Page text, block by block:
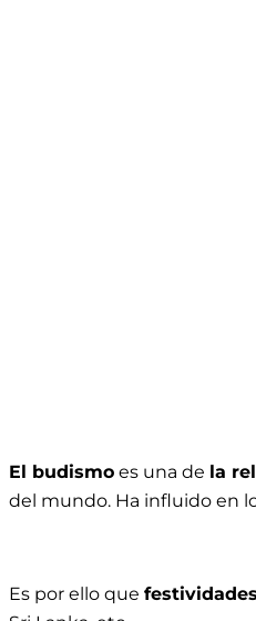
El budismo es una de la
del mundo. Ha influido en
Es por ello que